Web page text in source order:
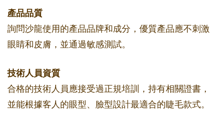
產品品質
詢問沙龍使用的產品品牌和成分，優質產品應不刺激
眼睛和皮膚，並通過敏感測試。
技術人員資質
合格的技術人員應接受過正規培訓，持有相關證書，
並能根據客人的眼型、臉型設計最適合的睫毛款式。